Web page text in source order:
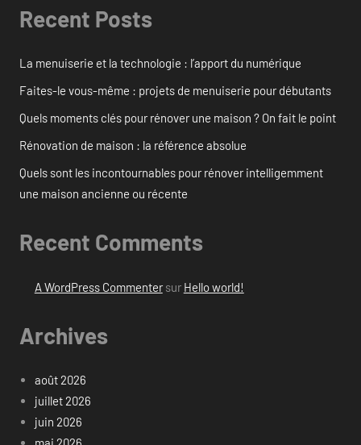
Recent Posts
La menuiserie et la technologie : l’apport du numérique
Faites-le vous-même : projets de menuiserie pour débutants
Quels moments clés pour rénover une maison ? On fait le point
Rénovation de maison : la référence absolue
Quels sont les incontournables pour rénover intelligemment
une maison ancienne ou récente
Recent Comments
A WordPress Commentersur Hello world!
Archives
août 2026
juillet 2026
juin 2026